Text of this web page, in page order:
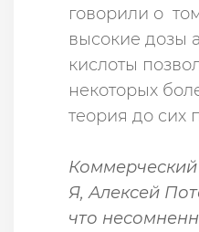
говорили о
высокие дозы
кислоты
некоторых
теория до сих
Я, Алексей
что